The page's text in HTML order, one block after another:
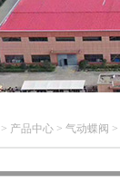
> 产品中心 > 气动蝶阀 >